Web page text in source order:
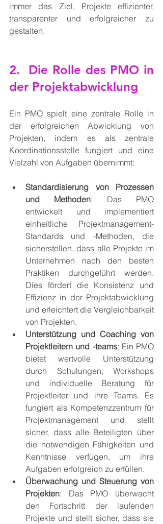
immer das Ziel, Projekte effizienter,
transparenter und erfolgreicher zu
gestalten.
2.  Die Rolle des PMO in
der Projektabwicklung
Ein PMO spielt eine zentrale Rolle in
der erfolgreichen Abwicklung von
Projekten, indem es als zentrale
Koordinationsstelle fungiert und eine
Vielzahl von Aufgaben übernimmt:
Standardisierung von Prozessen
und Methoden: Das PMO
entwickelt und implementiert
einheitliche Projektmanagement-
Standards und -Methoden, die
sicherstellen, dass alle Projekte im
Unternehmen nach den besten
Praktiken durchgeführt werden.
Dies fördert die Konsistenz und
Effizienz in der Projektabwicklung
und erleichtert die Vergleichbarkeit
von Projekten.
Unterstützung und Coaching von
Projektleitern und -teams: Ein PMO
bietet wertvolle Unterstützung
durch Schulungen, Workshops
und individuelle Beratung für
Projektleiter und ihre Teams. Es
fungiert als Kompetenzzentrum für
Projektmanagement und stellt
sicher, dass alle Beteiligten über
die notwendigen Fähigkeiten und
Kenntnisse verfügen, um ihre
Aufgaben erfolgreich zu erfüllen.
Überwachung und Steuerung von
Projekten: Das PMO überwacht
den Fortschritt der laufenden
Projekte und stellt sicher, dass sie